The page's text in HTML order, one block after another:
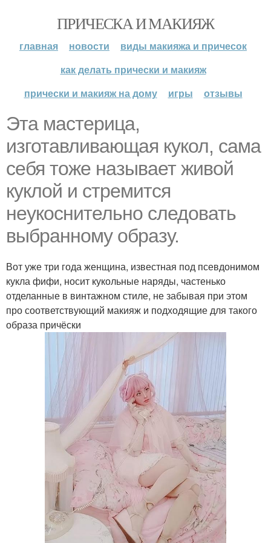
ПРИЧЕСКА И МАКИЯЖ
главная новости
виды макияжа и причесок
как делать прически и макияж
прически и макияж на дому
игры отзывы
Эта мастерица,
изготавливающая кукол, сама
себя тоже называет живой
куклой и стремится
неукоснительно следовать
выбранному образу.
Вот уже три года женщина, известная под псевдонимом
кукла фифи, носит кукольные наряды, частенько
отделанные в винтажном стиле, не забывая при этом
про соответствующий макияж и подходящие для такого
образа причёски